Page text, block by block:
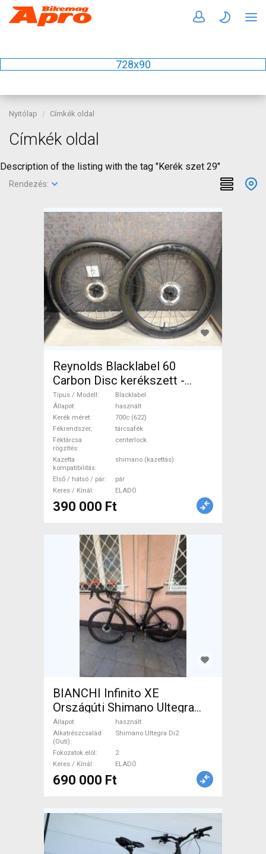
728x90
Nyitólap Címkék oldal
Címkék oldal
Description of the listing with the tag "Kerék szet 29"
Rendezés:
Reynolds Blacklabel 60
Carbon Disc kerékszett -
újszerű állapot Blacklabel
Országúti / Gravel / Triatlon
Alkatrész, Országúti Kerék /
Felni / Gumi 700c (622)
használt ELADÓ
Típus / Modell
Blacklabel
Állapot
használt
Kerék méret
700c (622)
Fékrendszer
tárcsafék
Féktárcsa
rögzítés
centerlock
Kazetta
kompatibilitás
shimano (kazettás)
Első / hátsó / pár
pár
Keres / Kínál
ELADÓ
390 000 Ft
BIANCHI Infinito XE
Országúti Shimano Ultegra
Di2 tárcsafék használt ELADÓ
Állapot
használt
Alkatrészcsalád
(Outi)
Shimano Ultegra Di2
Fokozatok elöl
2
Keres / Kínál
ELADÓ
690 000 Ft